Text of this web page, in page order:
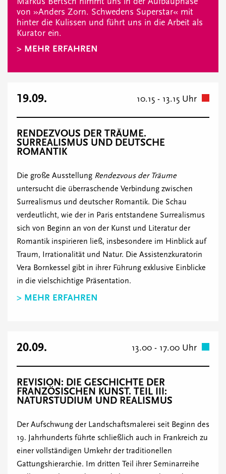
von »Anders Zorn. Schwedens Superstar« mit
hinter die Kulissen und führt uns in die Arbeit als
Kurator ein.
> MEHR ERFAHREN
19.09. 10.15 - 13.15 Uhr
RENDEZVOUS DER TRÄUME.
SURREALISMUS UND DEUTSCHE
ROMANTIK
Die große Ausstellung Rendezvous der Träume
untersucht die überraschende Verbindung zwischen
Surrealismus und deutscher Romantik. Die Schau
verdeutlicht, wie der in Paris entstandene Surrealismus
sich von Beginn an von der Kunst und Literatur der
Romantik inspirieren ließ, insbesondere im Hinblick auf
Traum, Irrationalität und Natur. Die Assistenzkuratorin
Vera Bornkessel gibt in ihrer Führung exklusive Einblicke
in die vielschichtige Präsentation.
> MEHR ERFAHREN
20.09. 13.00 - 17.00 Uhr
REVISION: DIE GESCHICHTE DER
FRANZÖSISCHEN KUNST. TEIL III:
NATURSTUDIUM UND REALISMUS
Der Aufschwung der Landschaftsmalerei seit Beginn des
19. Jahrhunderts führte schließlich auch in Frankreich zu
einer vollständigen Umkehr der traditionellen
Gattungshierarchie. Im dritten Teil ihrer Seminarreihe